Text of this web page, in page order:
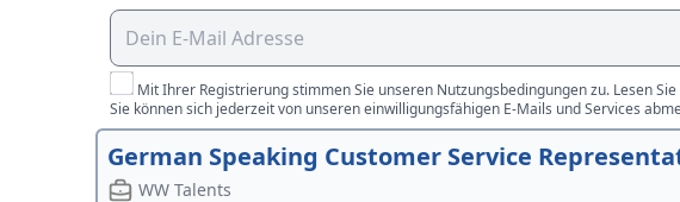
Mit Ihrer Registrierung stimmen Sie unseren Nutzungsbedingungen zu. Lesen
Sie können sich jederzeit von unseren einwilligungsfähigen E-Mails und Services
German Speaking Customer Service
WW Talents